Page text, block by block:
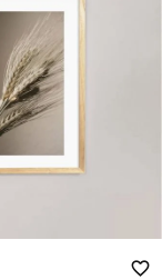
favorite_border